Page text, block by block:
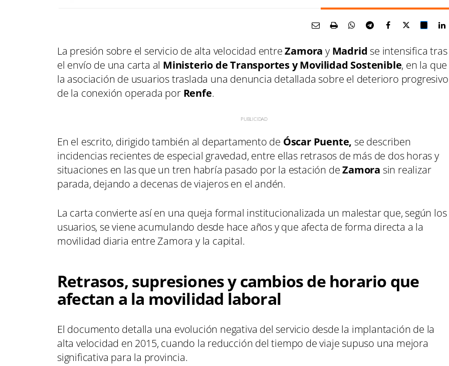
La presión sobre el servicio de alta velocidad entreZamora y Madrid se intensifica tras
el envío de una carta al Ministerio de Transportes y Movilidad Sostenible, en la que
la asociación de usuarios traslada una denuncia detallada sobre el deterioro progresivo
de la conexión operada por Renfe.
En el escrito, dirigido también al departamento de Óscar Puente, se describen
incidencias recientes de especial gravedad, entre ellas retrasos de más de dos horas y
situaciones en las que un tren habría pasado por la estación deZamora sin realizar
parada, dejando a decenas de viajeros en el andén.
La carta convierte así en una queja formal institucionalizada un malestar que, según los
usuarios, se viene acumulando desde hace años y que afecta de forma directa a la
movilidad diaria entre Zamora y la capital.
Retrasos, supresiones y cambios de horario que
afectan a la movilidad laboral
El documento detalla una evolución negativa del servicio desde la implantación de la
alta velocidad en 2015, cuando la reducción del tiempo de viaje supuso una mejora
significativa para la provincia.